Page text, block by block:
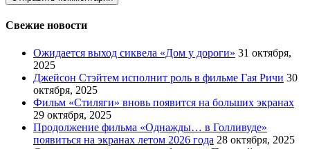
Свежие новости
Ожидается выход сиквела «Дом у дороги» 31 октября,
2025
Джейсон Стэйтем исполнит роль в фильме Гая Ричи 30
октября, 2025
Фильм «Стиляги» вновь появится на больших экранах
29 октября, 2025
Продолжение фильма «Однажды… в Голливуде»
появиться на экранах летом 2026 года 28 октября, 2025